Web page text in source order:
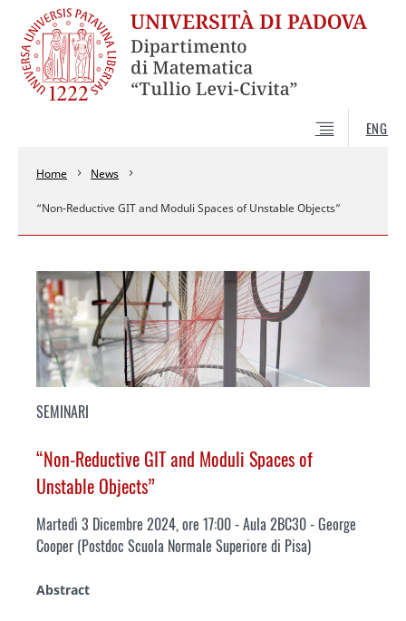
ENG
Home News
“Non-Reductive GIT and Moduli Spaces of Unstable Objects”
SEMINARI
“Non-Reductive GIT and Moduli Spaces of
Unstable Objects”
Martedì 3 Dicembre 2024, ore 17:00 - Aula 2BC30 - George
Cooper (Postdoc Scuola Normale Superiore di Pisa)
Abstract